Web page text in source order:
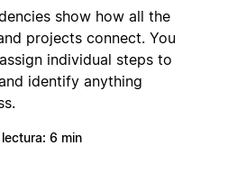
show how all the
projects connect. You
individual steps to
identify anything
6 min